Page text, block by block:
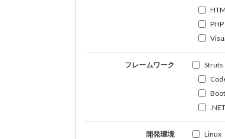
PHP
フレームワーク Struts
開発環境 Linux